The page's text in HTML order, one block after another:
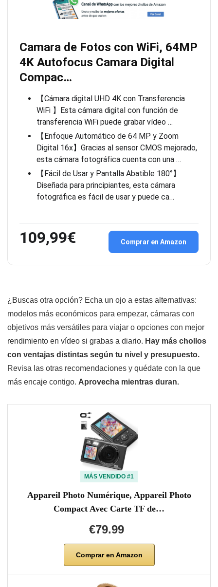
Camara de Fotos con WiFi, 64MP
4K Autofocus Camara Digital
Compac…
【Cámara digital UHD 4K con Transferencia
WiFi 】Esta cámara digital con función de
transferencia WiFi puede grabar vídeo …
【Enfoque Automático de 64 MP y Zoom
Digital 16x】Gracias al sensor CMOS mejorado,
esta cámara fotográfica cuenta con una …
【Fácil de Usar y Pantalla Abatible 180°】
Diseñada para principiantes, esta cámara
fotográfica es fácil de usar y puede ca…
109,99€ Comprar en Amazon
¿Buscas otra opción? Echa un ojo a estas alternativas:
modelos más económicos para empezar, cámaras con
objetivos más versátiles para viajar o opciones con mejor
rendimiento en vídeo si grabas a diario. Hay más chollos
con ventajas distintas según tu nivel y presupuesto.
Revisa las otras recomendaciones y quédate con la que
más encaje contigo. Aprovecha mientras duran.
MÁS VENDIDO #1
Appareil Photo Numérique, Appareil Photo
Compact Avec Carte TF de…
€79.99
Comprar en Amazon